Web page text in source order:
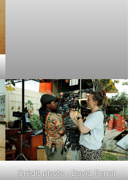
Crédit photo : David Ferral